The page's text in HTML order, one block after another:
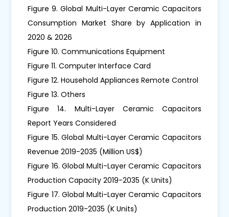
Figure 9. Global Multi-Layer Ceramic Capacitors
Consumption Market Share by Application in
2020 & 2026
Figure 10. Communications Equipment
Figure 11. Computer Interface Card
Figure 12. Household Appliances Remote Control
Figure 13. Others
Figure 14. Multi-Layer Ceramic Capacitors
Report Years Considered
Figure 15. Global Multi-Layer Ceramic Capacitors
Revenue 2019-2035 (Million US$)
Figure 16. Global Multi-Layer Ceramic Capacitors
Production Capacity 2019-2035 (K Units)
Figure 17. Global Multi-Layer Ceramic Capacitors
Production 2019-2035 (K Units)